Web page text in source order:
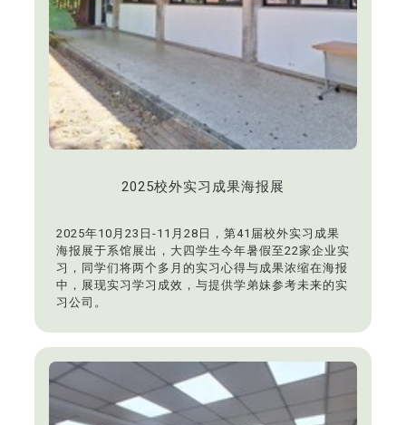
2025校外实习成果海报展
2025年10月23日-11月28日，第41届校外实习成果
海报展于系馆展出，大四学生今年暑假至22家企业实
习，同学们将两个多月的实习心得与成果浓缩在海报
中，展现实习学习成效，与提供学弟妹参考未来的实
习公司。